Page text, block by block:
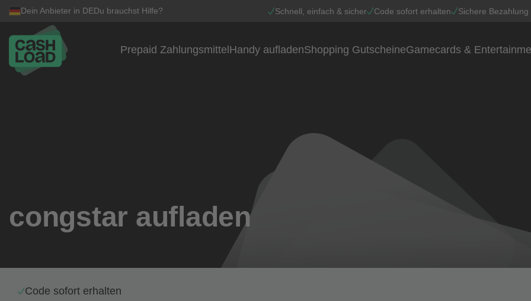
Dein Anbieter in DEDu brauchst Hilfe? Schnell, einfach & sicher Code sofort erhalten Sichere Bezahlung
Prepaid Zahlungsmittel Handy aufladenShopping GutscheineGamecards &
congstar aufladen
Code sofort erhalten